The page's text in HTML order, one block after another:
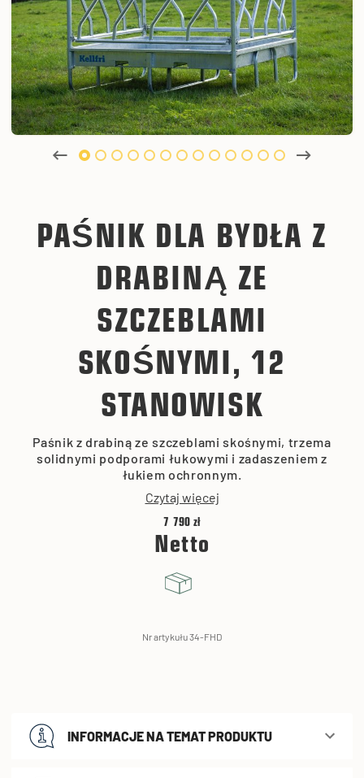
PAŚNIK DLA BYDŁA Z
DRABINĄ ZE
SZCZEBLAMI
SKOŚNYMI, 12
STANOWISK
Paśnik z drabiną ze szczeblami skośnymi, trzema
solidnymi podporami łukowymi i zadaszeniem z
łukiem ochronnym.
Czytaj więcej
7 790 zł
Netto
Nr artykułu 34-FHD
INFORMACJE NA TEMAT PRODUKTU